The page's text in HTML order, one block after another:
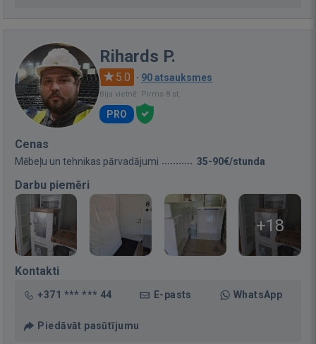
Rihards P.
5.0 · 90 atsauksmes
Bija vietnē: Pirms 8 st.
PRO
Cenas
Mēbeļu un tehnikas pārvadājumi 35-90€/stunda
Darbu piemēri
+18
Kontakti
+371 *** *** 44 E-pasts WhatsApp
Piedāvāt pasūtījumu